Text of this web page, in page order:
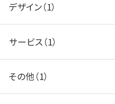
デザイン（1）
サービス（1）
その他（1）